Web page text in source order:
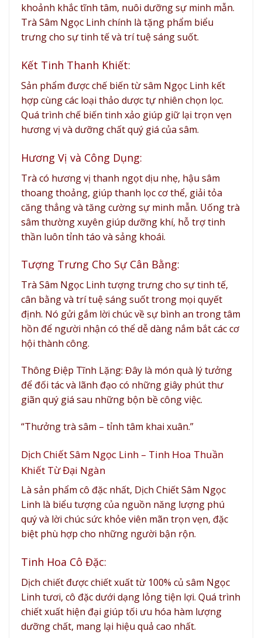
khoảnh khắc tĩnh tâm, nuôi dưỡng sự minh mẫn.
Trà Sâm Ngọc Linh chính là tặng phẩm biểu
trưng cho sự tinh tế và trí tuệ sáng suốt.
Kết Tinh Thanh Khiết:
Sản phẩm được chế biến từ sâm Ngọc Linh kết
hợp cùng các loại thảo dược tự nhiên chọn lọc.
Quá trình chế biến tinh xảo giúp giữ lại trọn vẹn
hương vị và dưỡng chất quý giá của sâm.
Hương Vị và Công Dụng:
Trà có hương vị thanh ngọt dịu nhẹ, hậu sâm
thoang thoảng, giúp thanh lọc cơ thể, giải tỏa
căng thẳng và tăng cường sự minh mẫn. Uống trà
sâm thường xuyên giúp dưỡng khí, hỗ trợ tinh
thần luôn tỉnh táo và sảng khoái.
Tượng Trưng Cho Sự Cân Bằng:
Trà Sâm Ngọc Linh tượng trưng cho sự tinh tế,
cân bằng và trí tuệ sáng suốt trong mọi quyết
định. Nó gửi gắm lời chúc về sự bình an trong tâm
hồn để người nhận có thể dễ dàng nắm bắt các cơ
hội thành công.
Thông Điệp Tĩnh Lặng: Đây là món quà lý tưởng
để đối tác và lãnh đạo có những giây phút thư
giãn quý giá sau những bộn bề công việc.
“Thưởng trà sâm – tỉnh tâm khai xuân.”
Dịch Chiết Sâm Ngọc Linh – Tinh Hoa Thuần
Khiết Từ Đại Ngàn
Là sản phẩm cô đặc nhất, Dịch Chiết Sâm Ngọc
Linh là biểu tượng của nguồn năng lượng phú
quý và lời chúc sức khỏe viên mãn trọn vẹn, đặc
biệt phù hợp cho những người bận rộn.
Tinh Hoa Cô Đặc:
Dịch chiết được chiết xuất từ 100% củ sâm Ngọc
Linh tươi, cô đặc dưới dạng lỏng tiện lợi. Quá trình
chiết xuất hiện đại giúp tối ưu hóa hàm lượng
dưỡng chất, mang lại hiệu quả cao nhất.